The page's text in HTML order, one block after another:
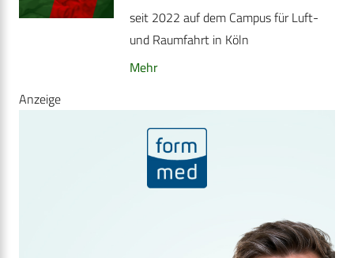
seit 2022 auf dem Campus für Luft-
und Raumfahrt in Köln
Mehr
Anzeige